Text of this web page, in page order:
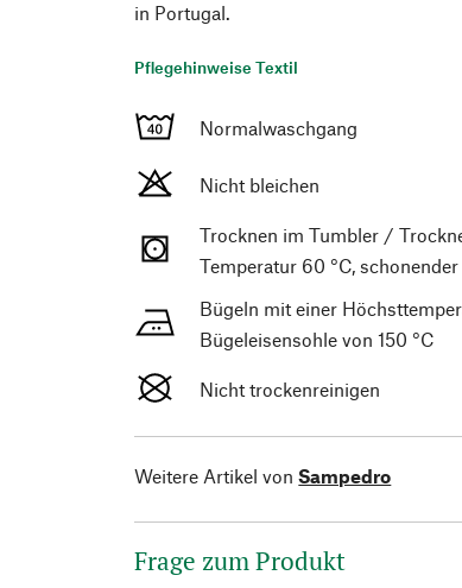
in Portugal.
Pflegehinweise Textil
Normalwaschgang
Nicht bleichen
Trocknen im Tumbler /
Temperatur 60 °C,
Bügeln mit einer
Bügeleisensohle von 150 °C
Nicht trockenreinigen
Weitere Artikel von Sampedro
Frage zum Produkt